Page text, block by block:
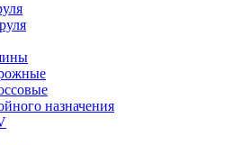
назначения